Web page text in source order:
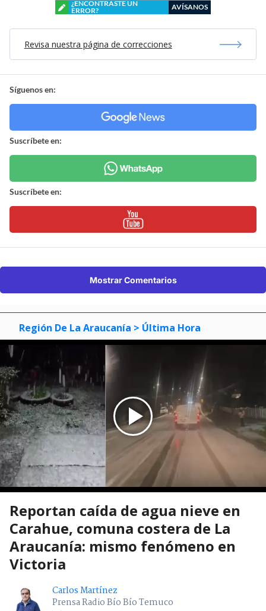
¿ENCONTRASTE UN
ERROR?
AVÍSANOS
Revisa nuestra página de correcciones
Síguenos en:
Suscríbete en:
Suscríbete en:
Mostrar Comentarios
Región De La Araucanía > Última Hora
Reportan caída de agua nieve en
Carahue, comuna costera de La
Araucanía: mismo fenómeno en
Victoria
Carlos Martínez
Prensa Radio Bío Bío Temuco